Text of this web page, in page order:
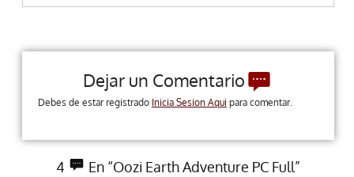
Dejar un Comentario
Debes de estar registrado Inicia Sesion Aqui para comentar.
4 En “Oozi Earth Adventure PC Full”